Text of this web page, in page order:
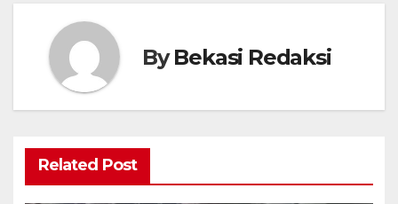
ByBekasi Redaksi
Related Post